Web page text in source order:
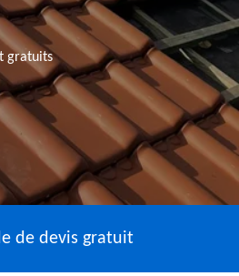
gratuits
de devis gratuit